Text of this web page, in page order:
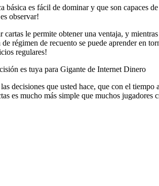
básica es fácil de dominar y que son capaces
observar!
cartas le permite obtener una ventaja, y
de régimen de recuento se puede aprender en
regulares!
es tuya para Gigante de Internet Dinero
decisiones que usted hace, que con el
es mucho más simple que muchos jugadores